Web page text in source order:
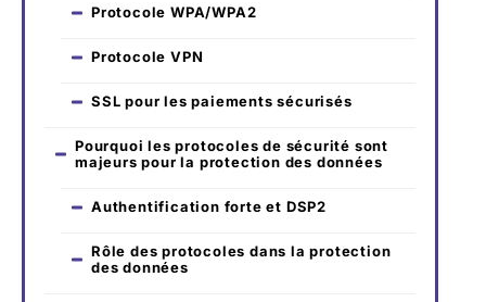
Protocole WPA/WPA2
Protocole VPN
SSL pour les paiements sécurisés
Pourquoi les protocoles de sécurité sont
majeurs pour la protection des données
Authentification forte et DSP2
Rôle des protocoles dans la protection
des données